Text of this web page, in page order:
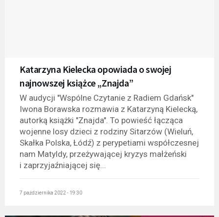
Katarzyna Kielecka opowiada o swojej
najnowszej książce „Znajda”
W audycji "Wspólne Czytanie z Radiem Gdańsk"
Iwona Borawska rozmawia z Katarzyną Kielecką,
autorką książki "Znajda". To powieść łącząca
wojenne losy dzieci z rodziny Sitarzów (Wieluń,
Skałka Polska, Łódź) z perypetiami współczesnej
nam Matyldy, przeżywającej kryzys małżeński
i zaprzyjaźniającej się...
7 października 2022 - 19:30